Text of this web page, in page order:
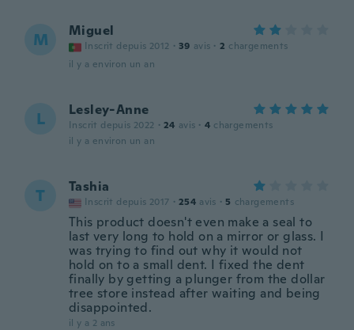
M Miguel
Inscrit depuis 2012 · 39 avis · 2 chargements
il y a environ un an
L Lesley-Anne
Inscrit depuis 2022 · 24 avis · 4 chargements
il y a environ un an
T Tashia
Inscrit depuis 2017 · 254 avis · 5 chargements
This product doesn't even make a seal to
last very long to hold on a mirror or glass. I
was trying to find out why it would not
hold on to a small dent. I fixed the dent
finally by getting a plunger from the dollar
tree store instead after waiting and being
disappointed.
il y a 2 ans